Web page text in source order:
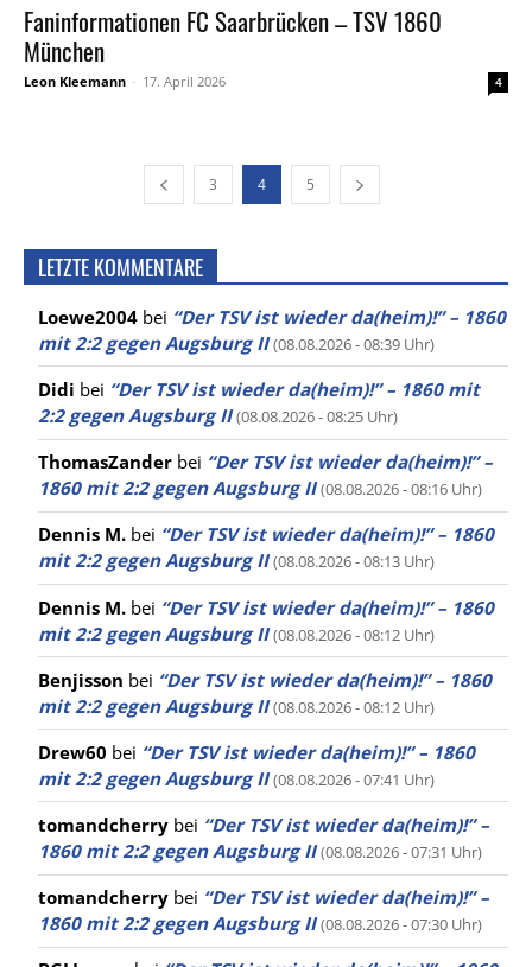
Faninformationen FC Saarbrücken – TSV 1860
München
Leon Kleemann - 17. April 2026 4
3 4 5
LETZTE KOMMENTARE
Loewe2004 bei “Der TSV ist wieder da(heim)!” – 1860
mit 2:2 gegen Augsburg II (08.08.2026 - 08:39 Uhr)
Didi bei “Der TSV ist wieder da(heim)!” – 1860 mit
2:2 gegen Augsburg II (08.08.2026 - 08:25 Uhr)
ThomasZander bei “Der TSV ist wieder da(heim)!” –
1860 mit 2:2 gegen Augsburg II (08.08.2026 - 08:16 Uhr)
Dennis M. bei “Der TSV ist wieder da(heim)!” – 1860
mit 2:2 gegen Augsburg II (08.08.2026 - 08:13 Uhr)
Dennis M. bei “Der TSV ist wieder da(heim)!” – 1860
mit 2:2 gegen Augsburg II (08.08.2026 - 08:12 Uhr)
Benjisson bei “Der TSV ist wieder da(heim)!” – 1860
mit 2:2 gegen Augsburg II (08.08.2026 - 08:12 Uhr)
Drew60 bei “Der TSV ist wieder da(heim)!” – 1860
mit 2:2 gegen Augsburg II (08.08.2026 - 07:41 Uhr)
tomandcherry bei “Der TSV ist wieder da(heim)!” –
1860 mit 2:2 gegen Augsburg II (08.08.2026 - 07:31 Uhr)
tomandcherry bei “Der TSV ist wieder da(heim)!” –
1860 mit 2:2 gegen Augsburg II (08.08.2026 - 07:30 Uhr)